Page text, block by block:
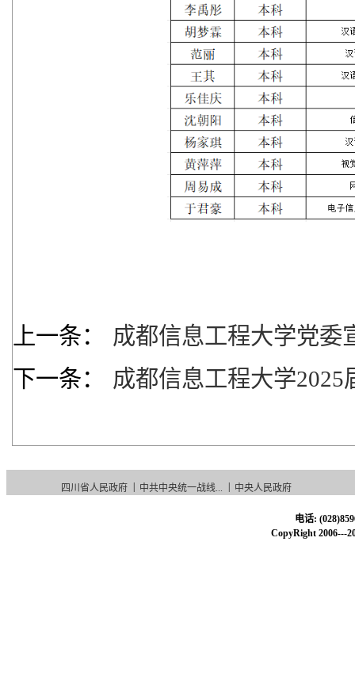
上一条：
成都信息工程大学党委
下一条：
成都信息工程大学
四川省人民政府 中共中央统一战线... 中央人民政府
电话:
CopyRight 2006---